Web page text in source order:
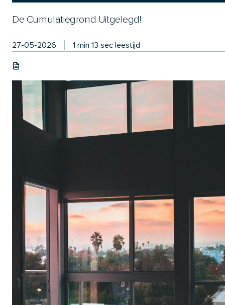
De Cumulatiegrond Uitgelegd!
27-05-2026 1 min 13 sec leestijd